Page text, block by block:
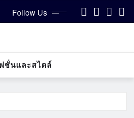
Follow Us
ชั่นและสไตล์